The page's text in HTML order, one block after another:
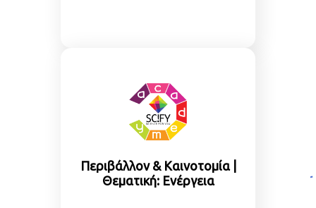
Περιβάλλον & Καινοτομία |
Θεματική: Ενέργεια